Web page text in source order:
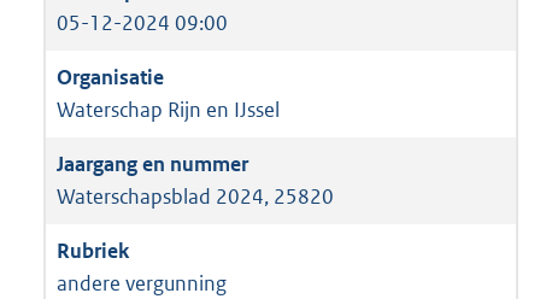
05-12-2024 09:00
Waterschap Rijn en IJssel
Waterschapsblad 2024, 25820
andere vergunning